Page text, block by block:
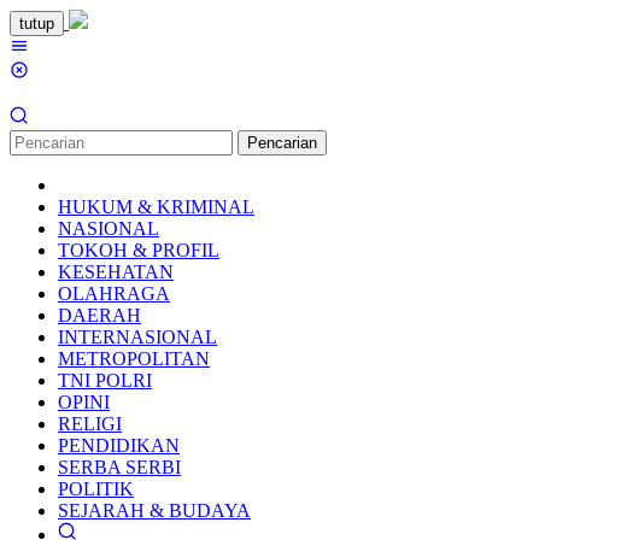
Loncat
ke
konten
tutup
Pencarian
HUKUM & KRIMINAL
NASIONAL
TOKOH & PROFIL
KESEHATAN
OLAHRAGA
DAERAH
INTERNASIONAL
METROPOLITAN
TNI POLRI
OPINI
RELIGI
PENDIDIKAN
SERBA SERBI
POLITIK
SEJARAH & BUDAYA